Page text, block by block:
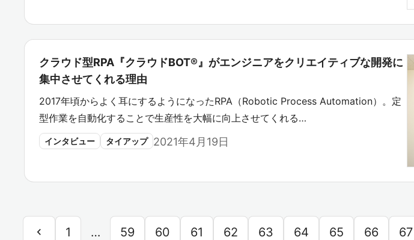
クラウド型RPA『クラウドBOT®』がエンジニアをクリエイティブな開発に
集中させてくれる理由
2017年頃からよく耳にするようになったRPA（Robotic Process Automation）。定
型作業を自動化することで生産性を大幅に向上させてくれる…
インタビュー タイアップ 2021年4月19日
chevron_left
前 1 … 59 60 61 62 63 64 65 66 67